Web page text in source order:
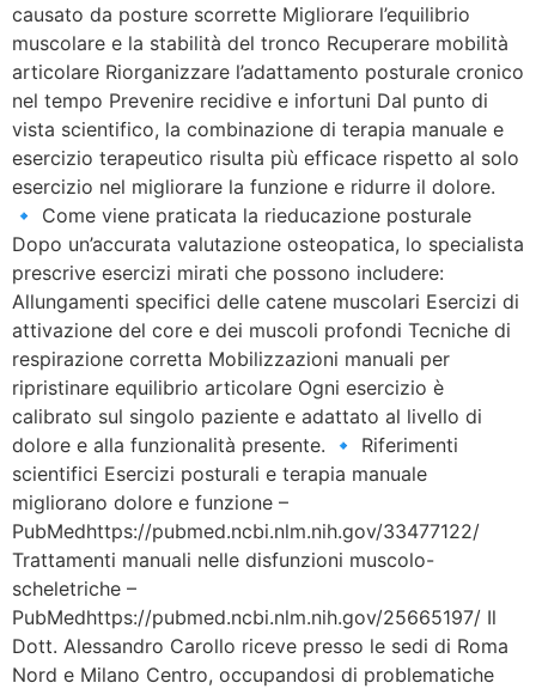
causato da posture scorrette Migliorare l’equilibrio
muscolare e la stabilità del tronco Recuperare mobilità
articolare Riorganizzare l’adattamento posturale cronico
nel tempo Prevenire recidive e infortuni Dal punto di
vista scientifico, la combinazione di terapia manuale e
esercizio terapeutico risulta più efficace rispetto al solo
esercizio nel migliorare la funzione e ridurre il dolore.
🔹 Come viene praticata la rieducazione posturale
Dopo un’accurata valutazione osteopatica, lo specialista
prescrive esercizi mirati che possono includere:
Allungamenti specifici delle catene muscolari Esercizi di
attivazione del core e dei muscoli profondi Tecniche di
respirazione corretta Mobilizzazioni manuali per
ripristinare equilibrio articolare Ogni esercizio è
calibrato sul singolo paziente e adattato al livello di
dolore e alla funzionalità presente. 🔹 Riferimenti
scientifici Esercizi posturali e terapia manuale
migliorano dolore e funzione –
PubMedhttps://pubmed.ncbi.nlm.nih.gov/33477122/
Trattamenti manuali nelle disfunzioni muscolo-
scheletriche –
PubMedhttps://pubmed.ncbi.nlm.nih.gov/25665197/ Il
Dott. Alessandro Carollo riceve presso le sedi di Roma
Nord e Milano Centro, occupandosi di problematiche